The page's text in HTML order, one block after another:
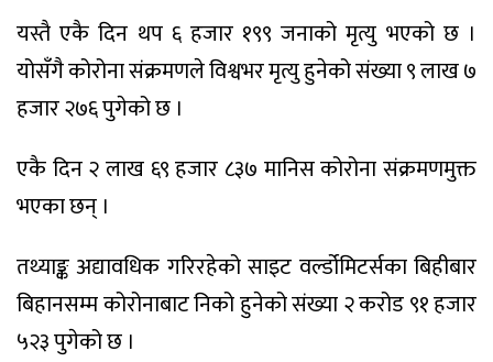
यस्तै एकै दिन थप ६ हजार १९९ जनाको मृत्यु भएको छ ।
योसँगै कोरोना संक्रमणले विश्वभर मृत्यु हुनेको संख्या ९ लाख ७
हजार २७६ पुगेको छ ।
एकै दिन २ लाख ६९ हजार ८३७ मानिस कोरोना संक्रमणमुक्त
भएका छन् ।
तथ्याङ्क अद्यावधिक गरिरहेको साइट वर्ल्डोमिटर्सका बिहीबार
बिहानसम्म कोरोनाबाट निको हुनेको संख्या २ करोड ९१ हजार
५२३ पुगेको छ ।